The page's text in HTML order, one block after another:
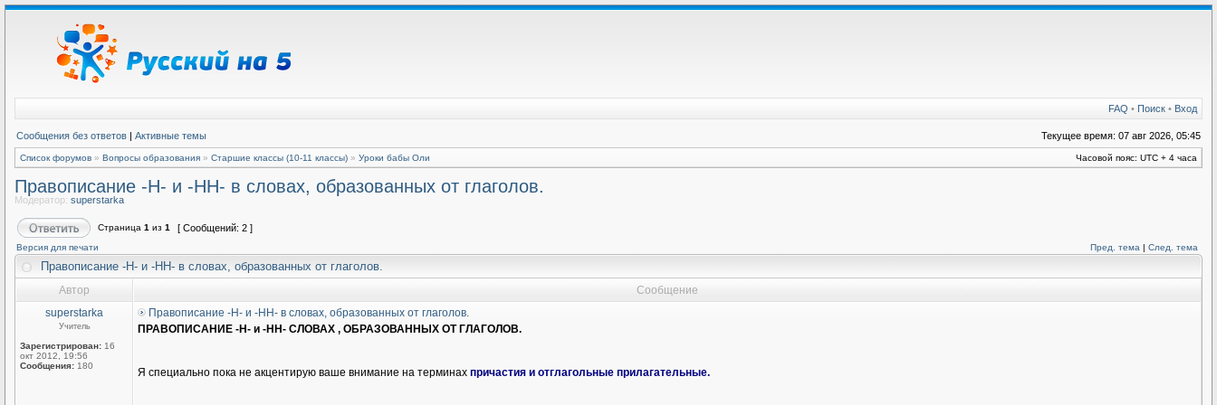
FAQ • Поиск • Вход
Сообщения без ответов | Активные темы Текущее время: 07 авг 2026, 05:45
Список форумов » Вопросы образования » Старшие классы (10-11 классы) » Уроки бабы Оли Часовой пояс: UTC + 4 часа
Правописание -Н- и -НН- в словах, образованных от глаголов.
Модератор: superstarka
Страница 1 из 1 [ Сообщений: 2 ]
Версия для печати Пред. тема | След. тема
Правописание -Н- и -НН- в словах, образованных от глаголов.
Автор
Сообщение
superstarka
Учитель
Зарегистрирован: 16
окт 2012, 19:56
Сообщения: 180
Правописание -Н- и -НН- в словах, образованных от глаголов.
ПРАВОПИСАНИЕ -Н- и -НН- СЛОВАХ , ОБРАЗОВАННЫХ ОТ ГЛАГОЛОВ.
Я специально пока не акцентирую ваше внимание на терминах причастия и отглагольные прилагательные.